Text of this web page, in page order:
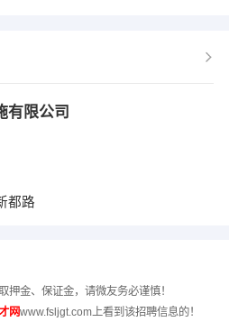
有限公司
都路
押金、保证金，请微友务必谨慎！
网www.fsljgt.com上看到该招聘信息的！